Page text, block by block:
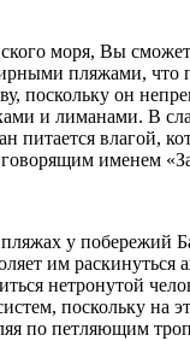
моря, Вы
пляжами, что
поскольку он
и лиманами. В
питается влагой,
именем
у побережий
им
нетронутой
поскольку
по петляющим